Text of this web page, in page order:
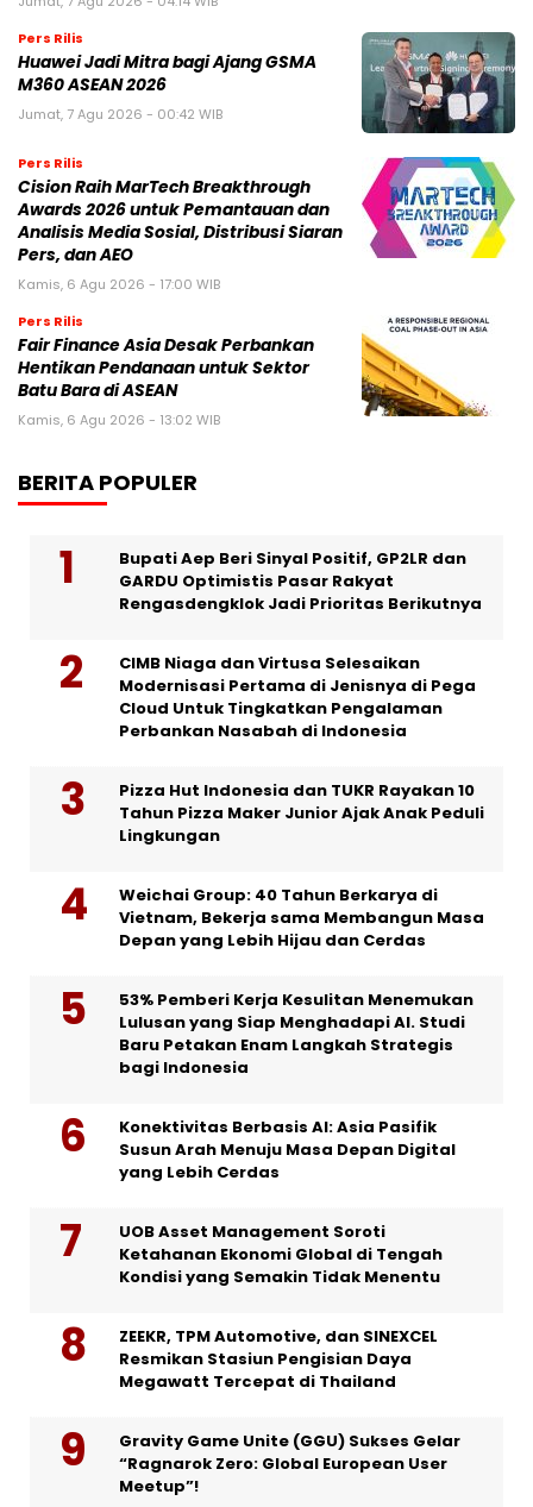
Pers Rilis
Huawei Jadi Mitra bagi Ajang GSMA
M360 ASEAN 2026
Jumat, 7 Agu 2026 - 00:42 WIB
Pers Rilis
Cision Raih MarTech Breakthrough
Awards 2026 untuk Pemantauan dan
Analisis Media Sosial, Distribusi Siaran
Pers, dan AEO
Kamis, 6 Agu 2026 - 17:00 WIB
Pers Rilis
Fair Finance Asia Desak Perbankan
Hentikan Pendanaan untuk Sektor
Batu Bara di ASEAN
Kamis, 6 Agu 2026 - 13:02 WIB
BERITA POPULER
Bupati Aep Beri Sinyal Positif, GP2LR dan
GARDU Optimistis Pasar Rakyat
Rengasdengklok Jadi Prioritas Berikutnya
CIMB Niaga dan Virtusa Selesaikan
Modernisasi Pertama di Jenisnya di Pega
Cloud Untuk Tingkatkan Pengalaman
Perbankan Nasabah di Indonesia
Pizza Hut Indonesia dan TUKR Rayakan 10
Tahun Pizza Maker Junior Ajak Anak Peduli
Lingkungan
Weichai Group: 40 Tahun Berkarya di
Vietnam, Bekerja sama Membangun Masa
Depan yang Lebih Hijau dan Cerdas
53% Pemberi Kerja Kesulitan Menemukan
Lulusan yang Siap Menghadapi AI. Studi
Baru Petakan Enam Langkah Strategis
bagi Indonesia
Konektivitas Berbasis AI: Asia Pasifik
Susun Arah Menuju Masa Depan Digital
yang Lebih Cerdas
UOB Asset Management Soroti
Ketahanan Ekonomi Global di Tengah
Kondisi yang Semakin Tidak Menentu
ZEEKR, TPM Automotive, dan SINEXCEL
Resmikan Stasiun Pengisian Daya
Megawatt Tercepat di Thailand
Gravity Game Unite (GGU) Sukses Gelar
“Ragnarok Zero: Global European User
Meetup”!